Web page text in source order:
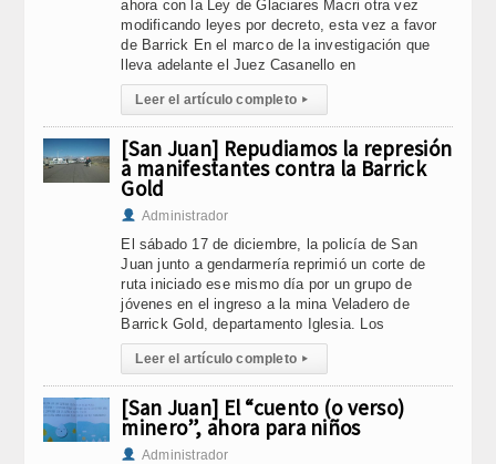
ahora con la Ley de Glaciares Macri otra vez
modificando leyes por decreto, esta vez a favor
de Barrick En el marco de la investigación que
lleva adelante el Juez Casanello en
Leer el artículo completo ▸
[San Juan] Repudiamos la represión
a manifestantes contra la Barrick
Gold
Administrador
El sábado 17 de diciembre, la policía de San
Juan junto a gendarmería reprimió un corte de
ruta iniciado ese mismo día por un grupo de
jóvenes en el ingreso a la mina Veladero de
Barrick Gold, departamento Iglesia. Los
Leer el artículo completo ▸
[San Juan] El “cuento (o verso)
minero”, ahora para niños
Administrador